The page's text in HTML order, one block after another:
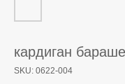
кардиган
SKU: 0622-004